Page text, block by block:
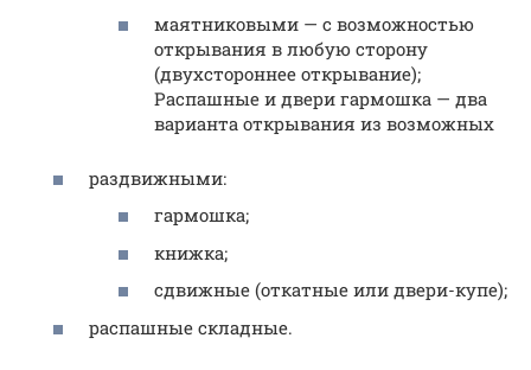
маятниковыми — с возможностью
открывания в любую сторону
(двухстороннее открывание);
Распашные и двери гармошка — два
варианта открывания из возможных
раздвижными:
гармошка;
книжка;
сдвижные (откатные или двери-купе);
распашные складные.